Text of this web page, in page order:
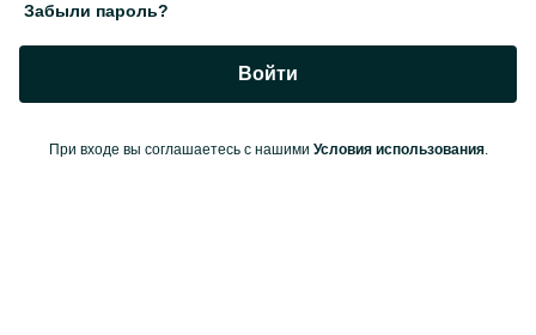
Забыли пароль?
Войти
При входе вы соглашаетесь с нашими Условия использования.